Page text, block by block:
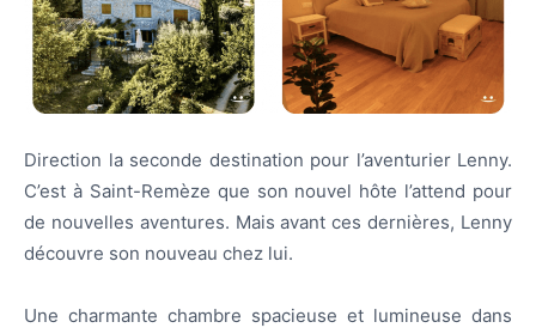
Direction la seconde destination pour l’aventurier Lenny.
C’est à Saint-Remèze que son nouvel hôte l’attend pour
de nouvelles aventures. Mais avant ces dernières, Lenny
découvre son nouveau chez lui.
Une charmante chambre spacieuse et lumineuse dans